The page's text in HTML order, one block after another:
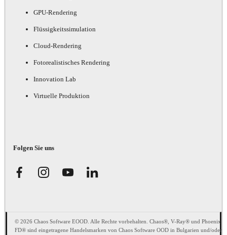
GPU-Rendering
Flüssigkeitssimulation
Cloud-Rendering
Fotorealistisches Rendering
Innovation Lab
Virtuelle Produktion
Folgen Sie uns
© 2026 Chaos Software EOOD. Alle Rechte vorbehalten. Chaos®, V-Ray® und Phoenix
FD® sind eingetragene Handelsmarken von Chaos Software OOD in Bulgarien und/oder